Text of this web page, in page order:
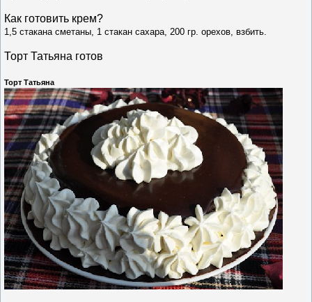
Как готовить крем?
1,5 стакана сметаны, 1 стакан сахара, 200 гр. орехов, взбить.
Торт Татьяна готов
Торт Татьяна